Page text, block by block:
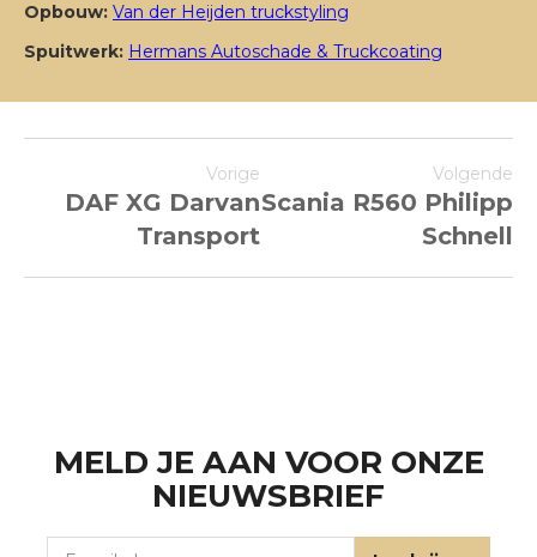
Opbouw: Van der Heijden truckstyling
Spuitwerk: Hermans Autoschade & Truckcoating
Vorige
DAF XG Darvan
Transport
Volgende
Scania R560 Philipp
Schnell
MELD JE AAN VOOR ONZE
NIEUWSBRIEF